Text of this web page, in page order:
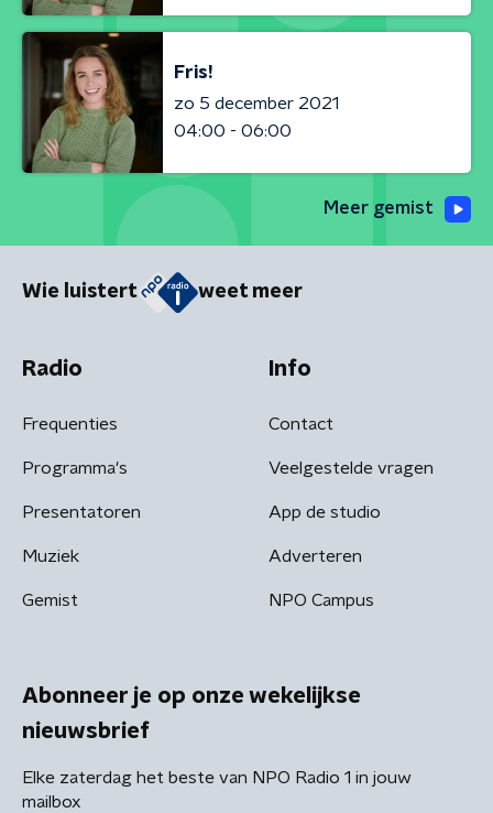
Fris!
zo 5 december 2021
04:00 - 06:00
Meer gemist
Wie luistert weet meer
Radio
Frequenties
Programma's
Presentatoren
Muziek
Gemist
Info
Contact
Veelgestelde vragen
App de studio
Adverteren
NPO Campus
Abonneer je op onze wekelijkse
nieuwsbrief
Elke zaterdag het beste van NPO Radio 1 in jouw
mailbox